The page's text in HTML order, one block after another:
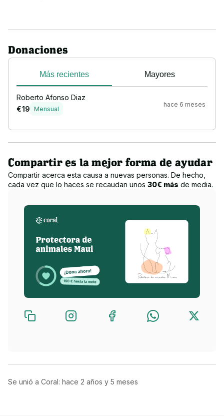
Donaciones
Más recientes Mayores
Roberto Afonso Diaz
€ 19 Mensual
hace 6 meses
Compartir es la mejor forma de ayudar
Compartir acerca esta causa a nuevas personas. De hecho,
cada vez que lo haces se recaudan unos 30€ más de media.
Se unió a Coral: hace 2 años y 5 meses